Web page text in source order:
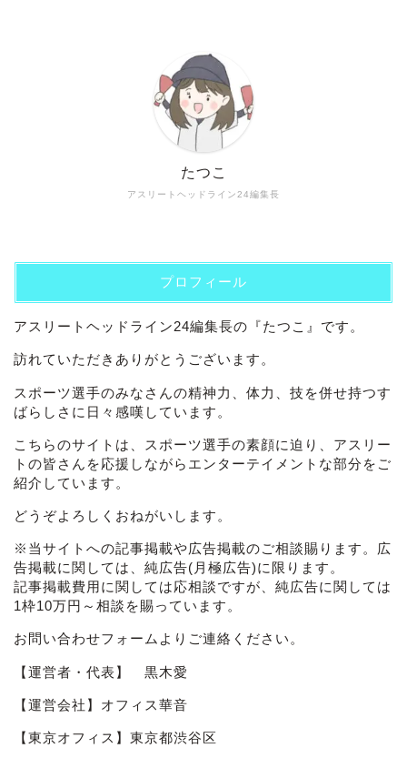
アスリートヘッドライン24編集長
たつこ
プロフィール
アスリートヘッドライン24編集長の『たつこ』です。
訪れていただきありがとうございます。
スポーツ選手のみなさんの精神力、体力、技を併せ持つす
ばらしさに日々感嘆しています。
こちらのサイトは、スポーツ選手の素顔に迫り、アスリー
トの皆さんを応援しながらエンターテイメントな部分をご
紹介しています。
どうぞよろしくおねがいします。
※当サイトへの記事掲載や広告掲載のご相談賜ります。広
告掲載に関しては、純広告(月極広告)に限ります。
記事掲載費用に関しては応相談ですが、純広告に関しては
1枠10万円～相談を賜っています。
お問い合わせフォーム よりご連絡ください。
【運営者・代表】 黒木愛
【運営会社】オフィス華音
【東京オフィス】東京都渋谷区